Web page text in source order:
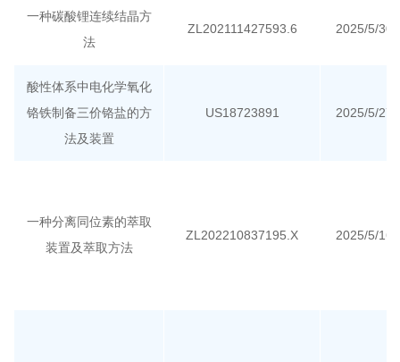
一种碳酸锂连续结晶方
法
ZL202111427593.6 2025/5/30
酸性体系中电化学氧化
铬铁制备三价铬盐的方
法及装置
US18723891 2025/5/27
一种分离同位素的萃取
装置及萃取方法
ZL202210837195.X 2025/5/16